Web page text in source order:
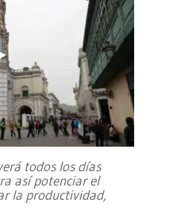
todos los días
así potenciar el
la productividad,